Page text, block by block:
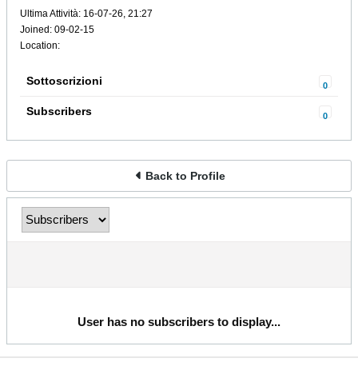
Ultima Attività: 16-07-26, 21:27
Joined: 09-02-15
Location:
Sottoscrizioni 0
Subscribers 0
Back to Profile
User has no subscribers to display...